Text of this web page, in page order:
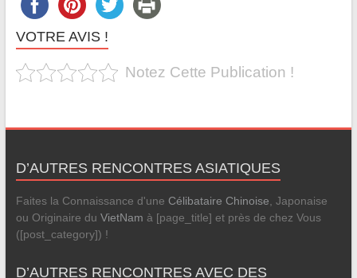
VOTRE AVIS !
Notez Cette Publication !
D’AUTRES RENCONTRES ASIATIQUES
Faites la Connaissance d'une Célibataire Chinoise , Japonaise
ou Originaire du VietNam à [page_title] et près de chez Vous
([post_category]) !
D’AUTRES RENCONTRES AVEC DES